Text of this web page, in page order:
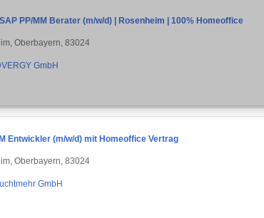
PP/MM Berater (m/w/d) | Rosenheim | 100% Homeoffice
Oberbayern, 83024
GmbH
Entwickler (m/w/d) mit Homeoffice Vertrag
Oberbayern, 83024
GmbH